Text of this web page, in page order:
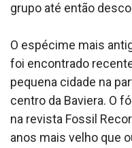
grupo até então
O espécime mais
foi encontrado
pequena cidade na
centro da Baviera. O
na revista Fossil
anos mais velho que